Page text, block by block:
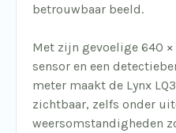
betrouwbaar beeld.
Met zijn gevoelige 640
sensor en een
meter maakt de Lynx
zichtbaar, zelfs onder
weersomstandigheden